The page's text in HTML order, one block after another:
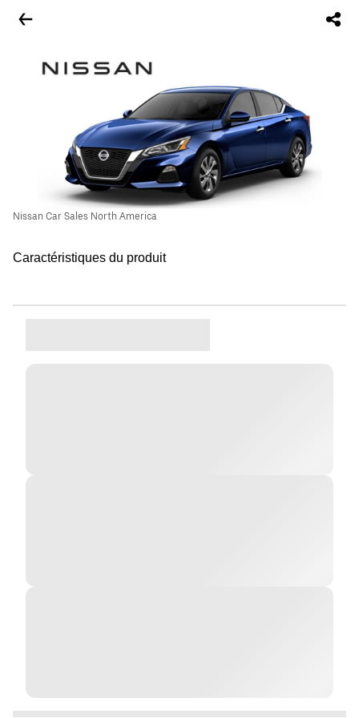
Nissan Car Sales North America
Caractéristiques du produit